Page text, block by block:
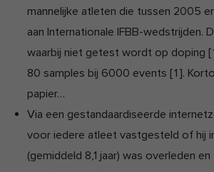
mannelijke atleten die tussen 2005
aan Internationale IFBB-wedstrijden.
waarbij niet getest wordt op doping [
80 samples bij 6000 events [1].
papier…
Via een gestandaardiseerde
voor iedere atleet vastgesteld of hij
(gemiddeld 8,1 jaar) was overleden